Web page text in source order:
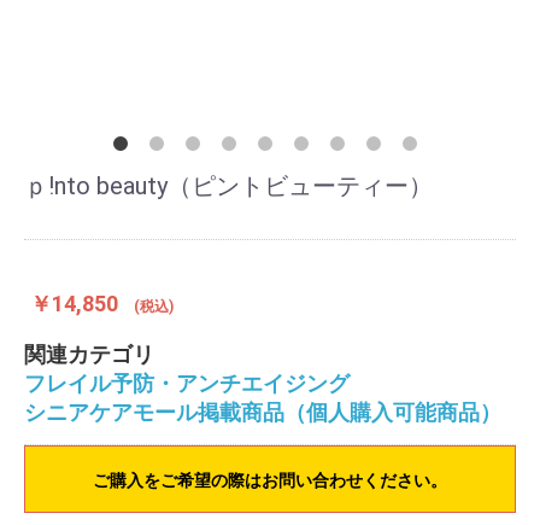
ｐ!nto beauty（ピントビューティー）
￥14,850 (税込)
関連カテゴリ
フレイル予防・アンチエイジング
シニアケアモール掲載商品（個人購入可能商品）
ご購入をご希望の際はお問い合わせください。